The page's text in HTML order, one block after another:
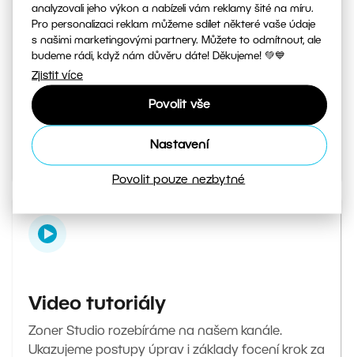
analyzovali jeho výkon a nabízeli vám reklamy šité na míru.
Pro personalizaci reklam můžeme sdílet některé vaše údaje
s našimi marketingovými partnery. Můžete to odmítnout, ale
budeme rádi, když nám důvěru dáte! Děkujeme! 💚💙
Zjistit více
Povolit vše
Nastavení
Povolit pouze nezbytné
Magazín Milujeme fotografii
Váš denní zdroj inspirace a tipů. Od tajných triků
při focení až po návody, jak v editoru upravit ty
nejlepší fotky.
Přejít do magazínu
Video tutoriály
Zoner Studio rozebíráme na našem kanále.
Ukazujeme postupy úprav i základy focení krok za